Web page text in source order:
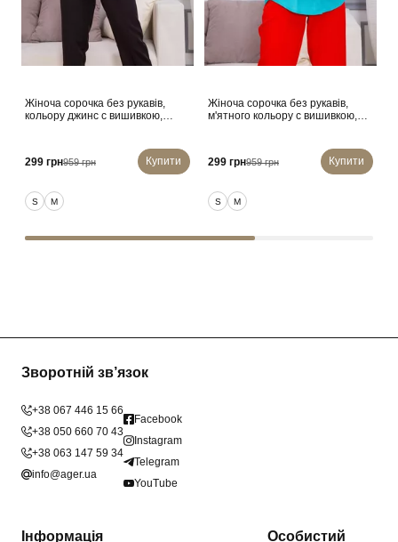
Жіноча сорочка без рукавів,
кольору джинс с вишивкою,
299 грн959 грн Купити
S M
Жіноча сорочка без рукавів,
м'ятного кольору с вишивкою,
299 грн959 грн Купити
S M
Зворотній зв’язок
+38 067 446 15 66
+38 050 660 70 43
+38 063 147 59 34
info@ager.ua
Facebook
Instagram
Telegram
YouTube
Інформація
Особистий